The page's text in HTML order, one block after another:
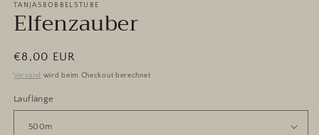
TANJASBOBBELSTUBE
Elfenzauber
Normaler
Preis
€8,00 EUR
Versand wird beim Checkout berechnet
Lauflänge